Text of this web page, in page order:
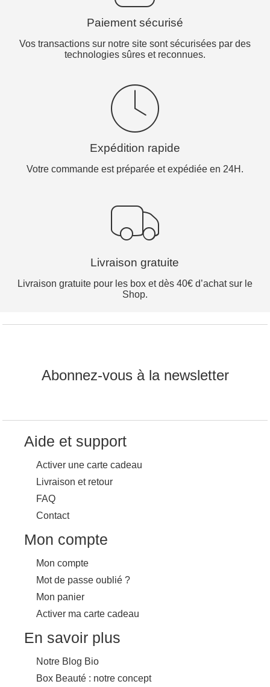
Paiement sécurisé
Vos transactions sur notre site sont sécurisées par des
technologies sûres et reconnues.
Expédition rapide
Votre commande est préparée et expédiée en 24H.
Livraison gratuite
Livraison gratuite pour les box et dès 40€ d’achat sur le
Shop.
Abonnez-vous à la newsletter
Aide et support
Activer une carte cadeau
Livraison et retour
FAQ
Contact
Mon compte
Mon compte
Mot de passe oublié ?
Mon panier
Activer ma carte cadeau
En savoir plus
Notre Blog Bio
Box Beauté : notre concept